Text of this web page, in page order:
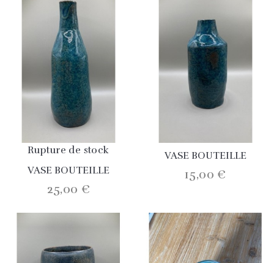
Rupture de stock
VASE BOUTEILLE
25,00 €
VASE BOUTEILLE
15,00 €